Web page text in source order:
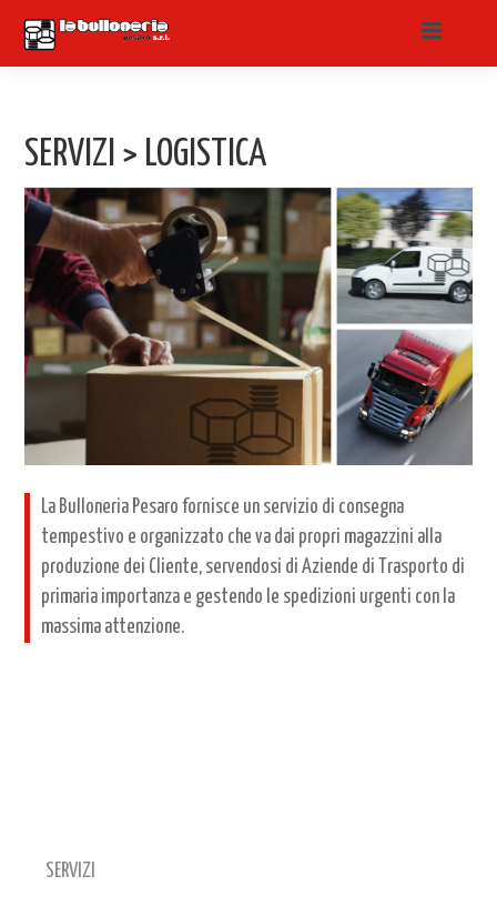
SERVIZI > LOGISTICA
La Bulloneria Pesaro fornisce un servizio di consegna
tempestivo e organizzato che va dai propri magazzini alla
produzione dei Cliente, servendosi di Aziende di Trasporto di
primaria importanza e gestendo le spedizioni urgenti con la
massima attenzione.
SERVIZI